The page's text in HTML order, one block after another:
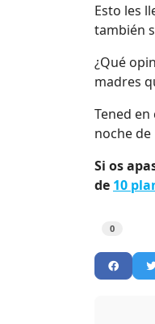
Esto les
también
¿Qué
madres
Tened
noche
Si os
de 10
0